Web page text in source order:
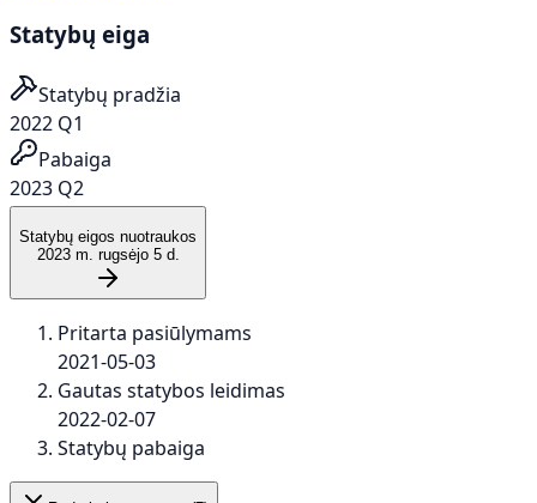
Statybų eiga
Statybų pradžia
2022 Q1
Pabaiga
2023 Q2
Statybų eigos nuotraukos
2023 m. rugsėjo 5 d.
Pritarta pasiūlymams
2021-05-03
Gautas statybos leidimas
2022-02-07
Statybų pabaiga